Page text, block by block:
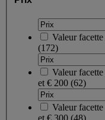
Valeur facette
(172)
Valeur facette
et € 200 (62)
Valeur facette
et € 300 (48)